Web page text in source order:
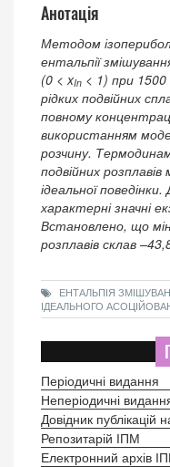
Анотація
Методом
ентальпії
(0 < xIn < 1) при 1500
рідких подвійних
повному
використанням
розчину.
подвійних розплавів
ідеальної
характерні значні
Встановлено, що
розплавів склав
ЕНТАЛЬПІЯ
ІДЕАЛЬНОГО
Періодичні видання
Неперіодичні
Довідник публікацій
Репозитарій ІПМ
Електронний архів